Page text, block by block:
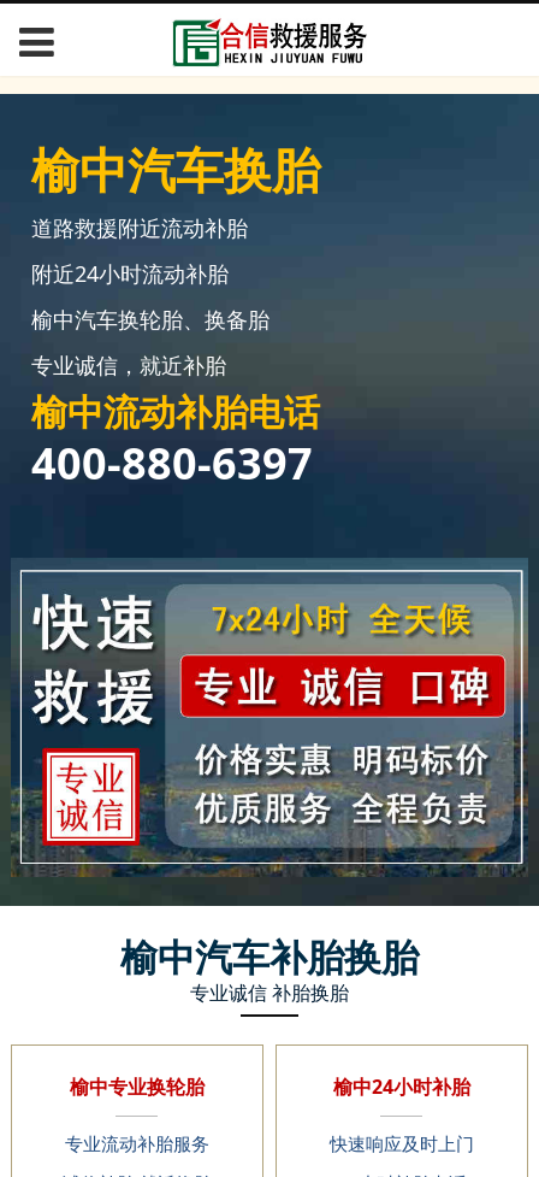
榆中汽车换胎
道路救援附近流动补胎
附近24小时流动补胎
榆中汽车换轮胎、换备胎
专业诚信，就近补胎
榆中流动补胎电话
400-880-6397
榆中汽车补胎换胎
专业诚信 补胎换胎
榆中专业换轮胎
专业流动补胎服务
榆中24小时补胎
快速响应及时上门